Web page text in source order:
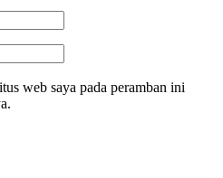
web saya pada peramban ini